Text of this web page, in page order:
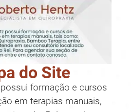
do Site
formação e cursos
em terapias manuais,